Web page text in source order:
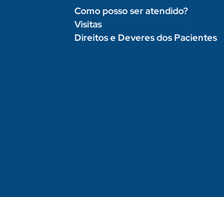
Como posso ser atendido?
Visitas
Direitos e Deveres dos Pacientes